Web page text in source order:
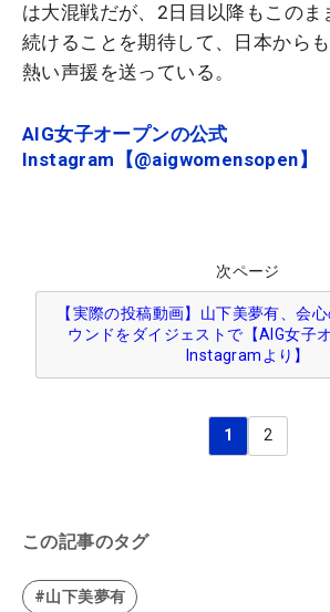
は大混戦だが、2日目以降もこのま
続けることを期待して、日本から
熱い声援を送っている。
AIG女子オープンの公式
Instagram【@aigwomensopen】
次ページ
【実際の投稿動画】山下美夢有、会
ウンドをダイジェストで【AIG女子
Instagramより】
1 2
この記事のタグ
#山下美夢有